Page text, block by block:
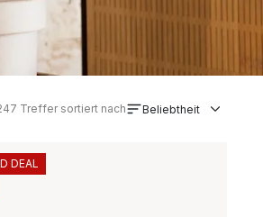
Treffer sortiert nach Beliebtheit
DEAL